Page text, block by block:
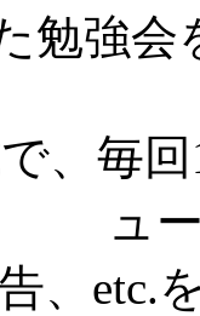
勉強
、毎
ュ
、etc.